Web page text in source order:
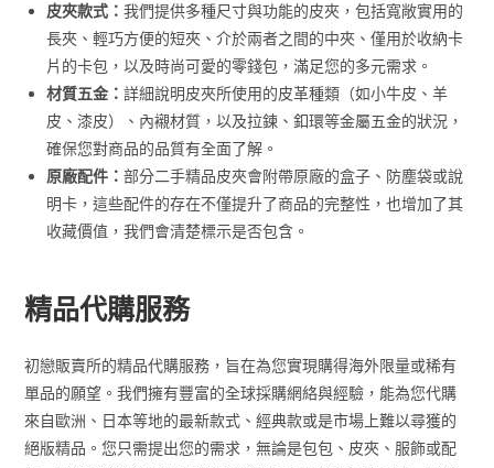
皮夾款式：我們提供多種尺寸與功能的皮夾，包括寬敞實用的
長夾、輕巧方便的短夾、介於兩者之間的中夾、僅用於收納卡
片的卡包，以及時尚可愛的零錢包，滿足您的多元需求。
材質五金：詳細說明皮夾所使用的皮革種類（如小牛皮、羊
皮、漆皮）、內襯材質，以及拉鍊、釦環等金屬五金的狀況，
確保您對商品的品質有全面了解。
原廠配件：部分二手精品皮夾會附帶原廠的盒子、防塵袋或說
明卡，這些配件的存在不僅提升了商品的完整性，也增加了其
收藏價值，我們會清楚標示是否包含。
精品代購服務
初戀販賣所的精品代購服務，旨在為您實現購得海外限量或稀有
單品的願望。我們擁有豐富的全球採購網絡與經驗，能為您代購
來自歐洲、日本等地的最新款式、經典款或是市場上難以尋獲的
絕版精品。您只需提出您的需求，無論是包包、皮夾、服飾或配